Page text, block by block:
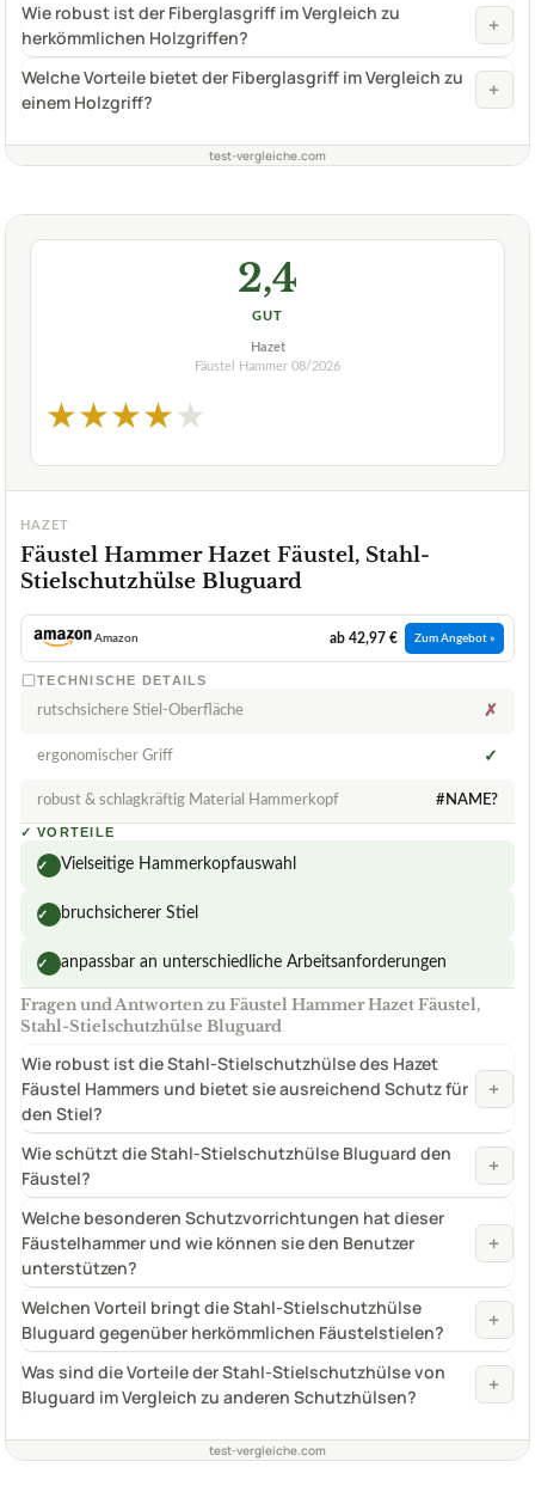
Wie robust ist der Fiberglasgriff im Vergleich zu
herkömmlichen Holzgriffen?
+
Welche Vorteile bietet der Fiberglasgriff im Vergleich zu
einem Holzgriff?
+
test-vergleiche.com
2,4
GUT
Hazet
Fäustel Hammer 08/2026
★★★★★
HAZET
Fäustel Hammer Hazet Fäustel, Stahl-
Stielschutzhülse Bluguard
Amazon ab 42,97 € Zum Angebot »
TECHNISCHE DETAILS
rutschsichere Stiel-Oberfläche ✗
ergonomischer Griff ✓
robust & schlagkräftig Material Hammerkopf #NAME?
✓ VORTEILE
✓ Vielseitige Hammerkopfauswahl
✓ bruchsicherer Stiel
✓ anpassbar an unterschiedliche Arbeitsanforderungen
Fragen und Antworten zu Fäustel Hammer Hazet Fäustel,
Stahl-Stielschutzhülse Bluguard
Wie robust ist die Stahl-Stielschutzhülse des Hazet
Fäustel Hammers und bietet sie ausreichend Schutz für
den Stiel?
+
Wie schützt die Stahl-Stielschutzhülse Bluguard den
Fäustel?
+
Welche besonderen Schutzvorrichtungen hat dieser
Fäustelhammer und wie können sie den Benutzer
unterstützen?
+
Welchen Vorteil bringt die Stahl-Stielschutzhülse
Bluguard gegenüber herkömmlichen Fäustelstielen?
+
Was sind die Vorteile der Stahl-Stielschutzhülse von
Bluguard im Vergleich zu anderen Schutzhülsen?
+
test-vergleiche.com